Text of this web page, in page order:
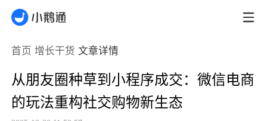
首页 增长干货 文章详情
从朋友圈种草到小程序成交：微信电商
的玩法重构社交购物新生态